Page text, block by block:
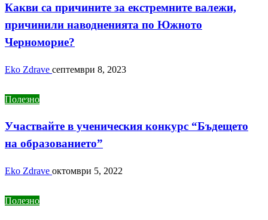
Какви са причините за екстремните валежи,
причинили наводненията по Южното
Черноморие?
Eko Zdrave септември 8, 2023
Полезно
Участвайте в ученическия конкурс “Бъдещето
на образованието”
Eko Zdrave октомври 5, 2022
Полезно